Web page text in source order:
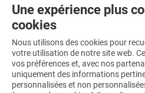
Une expérience plus
cookies
Nous utilisons des cookies pour
votre utilisation de notre site web.
vos préférences et, avec nos
uniquement des informations
personnalisées et non
Téléchargez